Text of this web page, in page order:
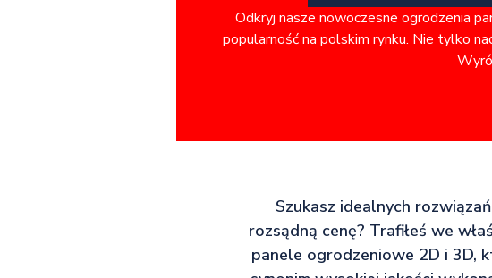
Odkryj nasze nowoczesne ogrodzenia
popularność na polskim rynku. Nie tylko
Szukasz idealnych
rozsądną cenę? Trafiłeś we
panele ogrodzeniowe 2D i 3D,